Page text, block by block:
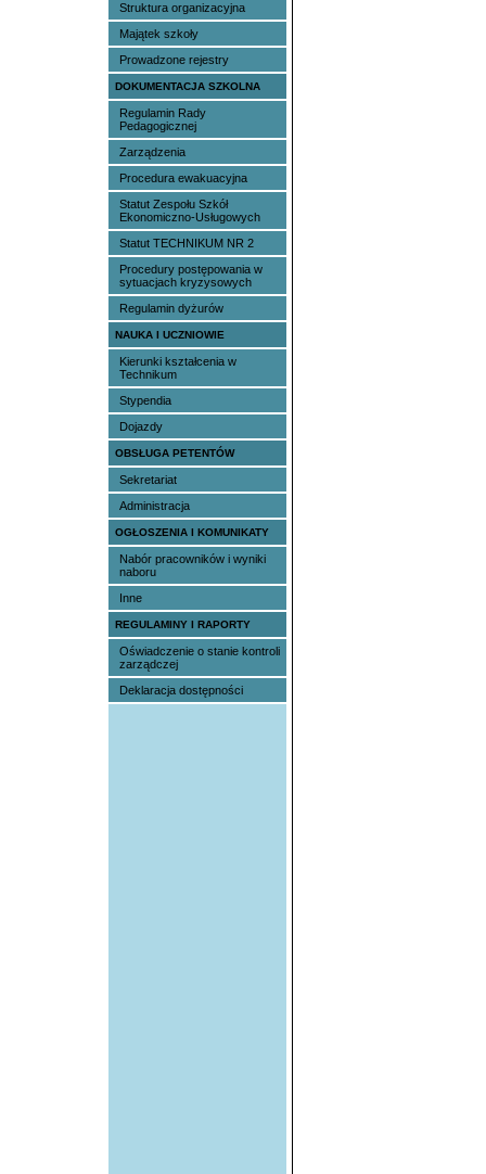
Struktura organizacyjna
Majątek szkoły
Prowadzone rejestry
DOKUMENTACJA SZKOLNA
Regulamin Rady
Pedagogicznej
Zarządzenia
Procedura ewakuacyjna
Statut Zespołu Szkół
Ekonomiczno-Usługowych
Statut TECHNIKUM NR 2
Procedury postępowania w
sytuacjach kryzysowych
Regulamin dyżurów
NAUKA I UCZNIOWIE
Kierunki kształcenia w
Technikum
Stypendia
Dojazdy
OBSŁUGA PETENTÓW
Sekretariat
Administracja
OGŁOSZENIA I KOMUNIKATY
Nabór pracowników i wyniki
naboru
Inne
REGULAMINY I RAPORTY
Oświadczenie o stanie kontroli
zarządczej
Deklaracja dostępności